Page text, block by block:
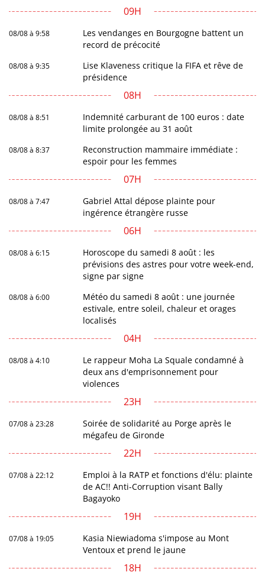
09H
08/08 à 9:58
Les vendanges en Bourgogne battent un
record de précocité
08/08 à 9:35
Lise Klaveness critique la FIFA et rêve de
présidence
08H
08/08 à 8:51
Indemnité carburant de 100 euros : date
limite prolongée au 31 août
08/08 à 8:37
Reconstruction mammaire immédiate :
espoir pour les femmes
07H
08/08 à 7:47
Gabriel Attal dépose plainte pour
ingérence étrangère russe
06H
08/08 à 6:15
Horoscope du samedi 8 août : les
prévisions des astres pour votre week-end,
signe par signe
08/08 à 6:00
Météo du samedi 8 août : une journée
estivale, entre soleil, chaleur et orages
localisés
04H
08/08 à 4:10
Le rappeur Moha La Squale condamné à
deux ans d'emprisonnement pour
violences
23H
07/08 à 23:28
Soirée de solidarité au Porge après le
mégafeu de Gironde
22H
07/08 à 22:12
Emploi à la RATP et fonctions d'élu: plainte
de AC!! Anti-Corruption visant Bally
Bagayoko
19H
07/08 à 19:05
Kasia Niewiadoma s'impose au Mont
Ventoux et prend le jaune
18H